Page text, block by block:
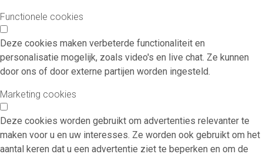
Functionele cookies
Deze cookies maken verbeterde functionaliteit en
personalisatie mogelijk, zoals video's en live chat. Ze kunnen
door ons of door externe partijen worden ingesteld.
Marketing cookies
Deze cookies worden gebruikt om advertenties relevanter te
maken voor u en uw interesses. Ze worden ook gebruikt om het
aantal keren dat u een advertentie ziet te beperken en om de